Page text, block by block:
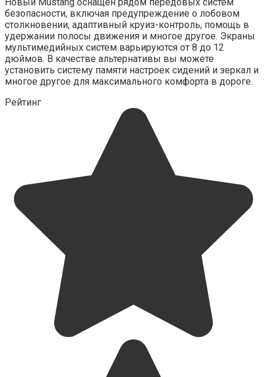
Новый Mustang оснащен рядом передовых систем
безопасности, включая предупреждение о лобовом
столкновении, адаптивный круиз-контроль, помощь в
удержании полосы движения и многое другое. Экраны
мультимедийных систем варьируются от 8 до 12
дюймов. В качестве альтернативы вы можете
установить систему памяти настроек сидений и зеркал и
многое другое для максимального комфорта в дороге.
Рейтинг